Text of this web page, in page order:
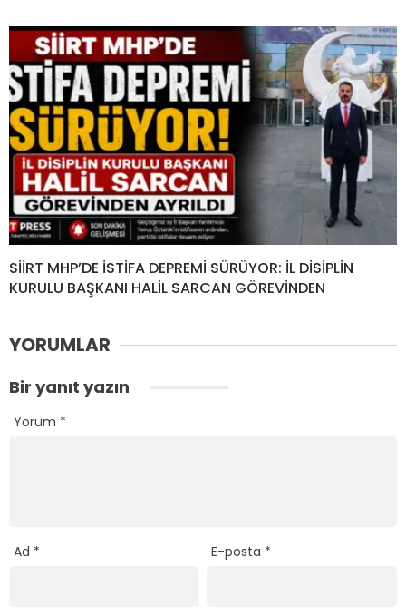
SİİRT MHP’DE İSTİFA DEPREMİ SÜRÜYOR: İL DİSİPLİN
KURULU BAŞKANI HALİL SARCAN GÖREVİNDEN
YORUMLAR
Bir yanıt yazın
Yorum *
Ad * E-posta *